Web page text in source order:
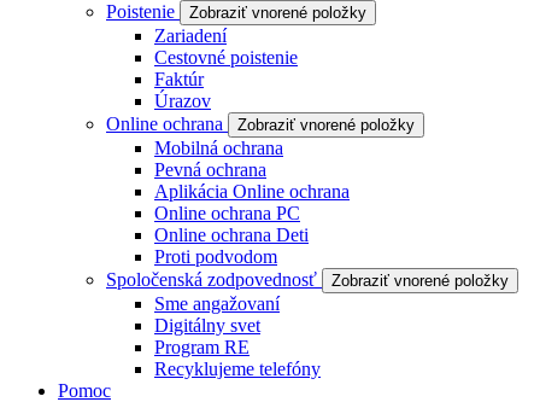
Poistenie
Zobraziť vnorené položky
Zariadení
Cestovné poistenie
Faktúr
Úrazov
Online ochrana
Zobraziť vnorené položky
Mobilná ochrana
Pevná ochrana
Aplikácia Online ochrana
Online ochrana PC
Online ochrana Deti
Proti podvodom
Spoločenská zodpovednosť
Zobraziť vnorené položky
Sme angažovaní
Digitálny svet
Program RE
Recyklujeme telefóny
Pomoc